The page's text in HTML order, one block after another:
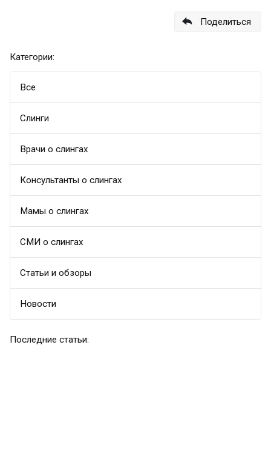
Поделиться
Категории:
Все
Слинги
Врачи о слингах
Консультанты о слингах
Мамы о слингах
СМИ о слингах
Статьи и обзоры
Новости
Последние статьи: